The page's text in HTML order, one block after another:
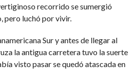
recorrido se sumergió
pero luchó por vivir.
Sur y antes de llegar al
la antigua carretera tuvo la suerte
visto pasar se quedó atascada en